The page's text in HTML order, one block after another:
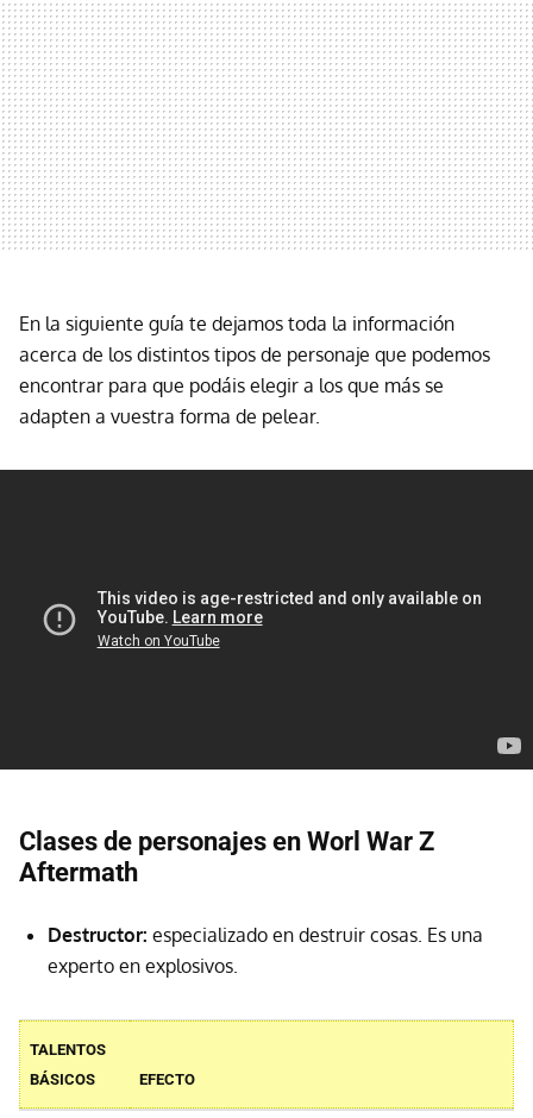
En la siguiente guía te dejamos toda la información
acerca de los distintos tipos de personaje que podemos
encontrar para que podáis elegir a los que más se
adapten a vuestra forma de pelear.
Clases de personajes en Worl War Z
Aftermath
Destructor: especializado en destruir cosas. Es una
experto en explosivos.
TALENTOS
BÁSICOS
EFECTO